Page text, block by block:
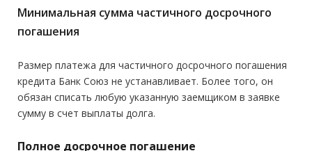
Минимальная сумма частичного досрочного
погашения
Размер платежа для частичного досрочного погашения
кредита Банк Союз не устанавливает. Более того, он
обязан списать любую указанную заемщиком в заявке
сумму в счет выплаты долга.
Полное досрочное погашение